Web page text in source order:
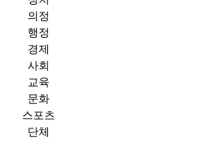
의정
행정
경제
사회
교육
문화
스포츠
단체